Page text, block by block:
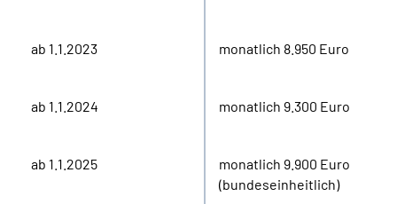
ab 1.1.2023 monatlich 8.950 Euro
ab 1.1.2024 monatlich 9.300 Euro
ab 1.1.2025
monatlich 9.900 Euro
(bundeseinheitlich)